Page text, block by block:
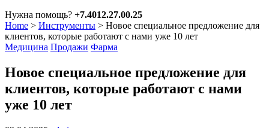
Нужна помощь? +7.4012.27.00.25
Home > Инструменты > Новое специальное предложение для
клиентов, которые работают с нами уже 10 лет
Медицина Продажи Фарма
Новое специальное предложение для
клиентов, которые работают с нами
уже 10 лет